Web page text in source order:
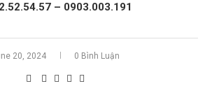
– 0903.003.191
20, 2024 0 Bình Luận